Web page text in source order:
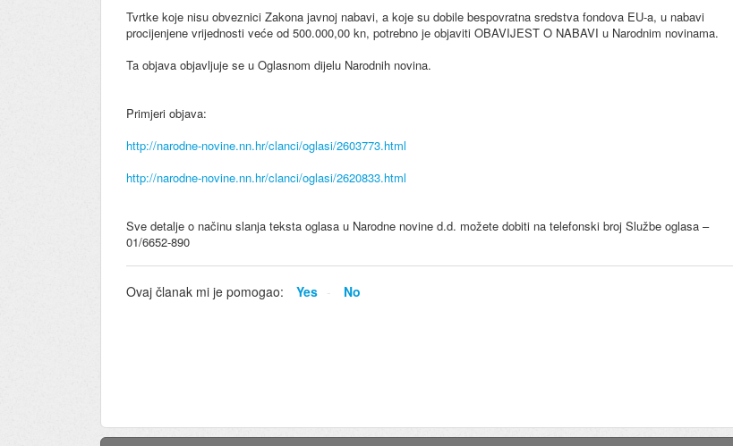
Tvrtke koje nisu obveznici Zakona javnoj nabavi, a koje su dobile bespovratna sredstva fondova EU-a, u nabavi
procijenjene vrijednosti veće od 500.000,00 kn, potrebno je objaviti OBAVIJEST O NABAVI u Narodnim novinama.
Ta objava objavljuje se u Oglasnom dijelu Narodnih novina.
Primjeri objava:
http://narodne-novine.nn.hr/clanci/oglasi/2603773.html
http://narodne-novine.nn.hr/clanci/oglasi/2620833.html
Sve detalje o načinu slanja teksta oglasa u Narodne novine d.d. možete dobiti na telefonski broj Službe oglasa –
01/6652-890
Ovaj članak mi je pomogao: Yes No